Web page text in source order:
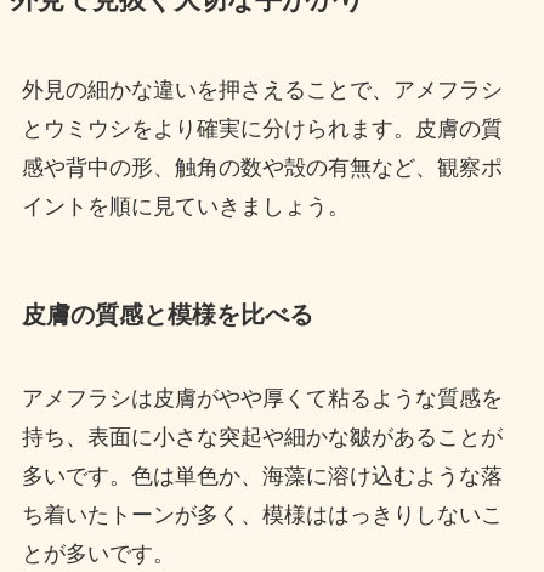
外見の細かな違いを押さえることで、アメフラシ
とウミウシをより確実に分けられます。皮膚の質
感や背中の形、触角の数や殻の有無など、観察ポ
イントを順に見ていきましょう。
皮膚の質感と模様を比べる
アメフラシは皮膚がやや厚くて粘るような質感を
持ち、表面に小さな突起や細かな皺があることが
多いです。色は単色か、海藻に溶け込むような落
ち着いたトーンが多く、模様ははっきりしないこ
とが多いです。